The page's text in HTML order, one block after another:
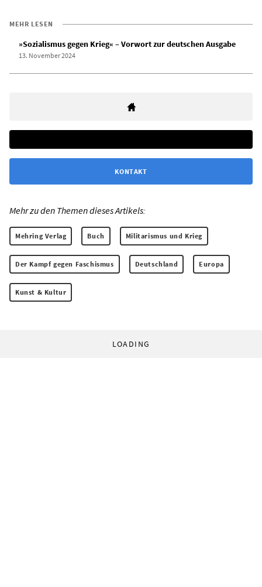
MEHR LESEN
»Sozialismus gegen Krieg« – Vorwort zur deutschen Ausgabe
13. November 2024
KONTAKT
Mehr zu den Themen dieses Artikels:
Mehring Verlag Buch Militarismus und Krieg
Der Kampf gegen Faschismus Deutschland Europa
Kunst & Kultur
LOADING